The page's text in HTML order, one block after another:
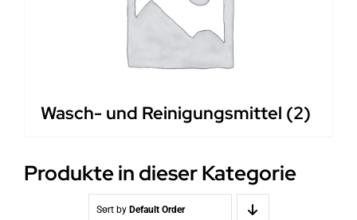
Wasch- und Reinigungsmittel (2)
Produkte in dieser Kategorie
Sort by Default Order